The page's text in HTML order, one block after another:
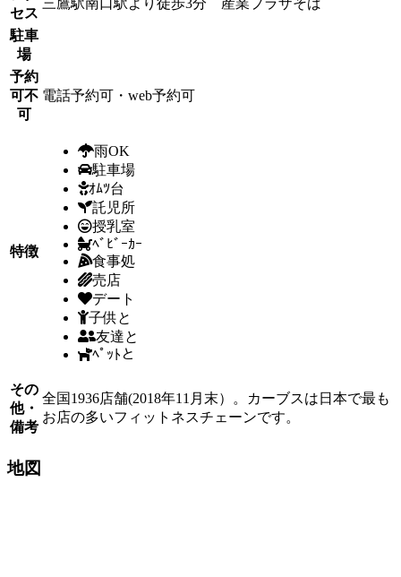
セス
三鷹駅南口駅より徒歩3分 産業プラザそば
駐車
場
予約
可不
可
電話予約可・web予約可
特徴
雨OK
駐車場
ｵﾑﾂ台
託児所
授乳室
ﾍﾞﾋﾞｰｶｰ
食事処
売店
デート
子供と
友達と
ﾍﾟｯﾄと
その
他・
備考
全国1936店舗(2018年11月末）。カーブスは日本で最も
お店の多いフィットネスチェーンです。
地図